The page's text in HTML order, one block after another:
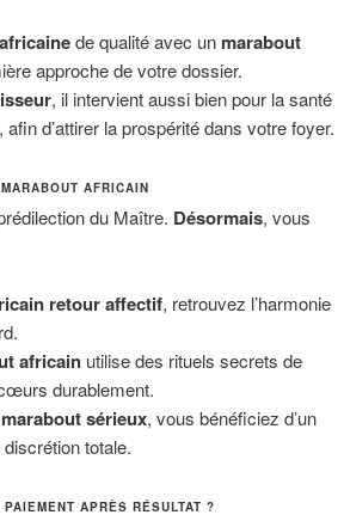
de qualité avec un marabout
approche de votre dossier.
, il intervient aussi bien pour la santé
afin d’attirer la prospérité dans votre foyer.
AFRICAIN
du Maître. Désormais, vous
retour affectif, retrouvez l’harmonie
africainutilise des rituels secrets de
durablement.
sérieux, vous bénéficiez d’un
totale.
APRÈS RÉSULTAT ?